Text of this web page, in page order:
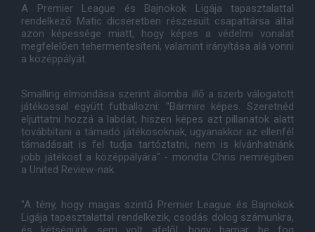
A Premier League és Bajnokok Ligája tapasztalattal
rendelkező Matic dicséretben részesült csapattársa által
azon képessége miatt, hogy képes a védelmi vonalat
megfelelően tehermentesíteni, valamint irányítása alá vonni
a középpályát.
Smalling elmondása szerint álomba illő a szerb válogatott
játékossal együtt futballozni: "Bármire képes. Szeretnéd
eljuttatni hozzá a labdát, hiszen képes azt pillanatok alatt
továbbítani a támadó játékosoknak, ugyanakkor az ellenfél
támadásait is fel tudja tartóztatni, nem is kívánhatnánk
jobb játékost a középpályára" - mondta Chris nemrégiben
a United Review-nak.
"A tény, hogy magas szintű Premier League és Bajnokok
Ligája tapasztalattal rendelkezik, csodás dolog számunkra,